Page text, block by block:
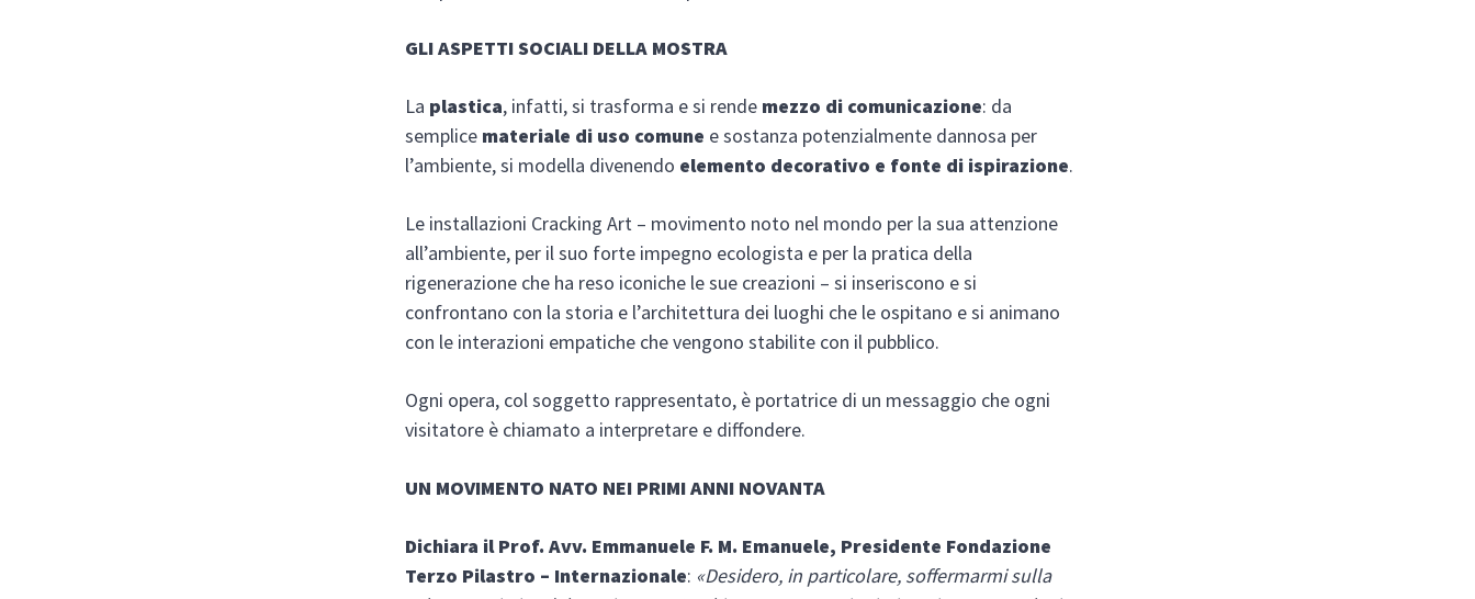
GLI ASPETTI SOCIALI DELLA MOSTRA
La plastica, infatti, si trasforma e si rende mezzo di comunicazione: da
semplice materiale di uso comune e sostanza potenzialmente dannosa per
l’ambiente, si modella divenendo elemento decorativo e fonte di ispirazione.
Le installazioni Cracking Art – movimento noto nel mondo per la sua attenzione
all’ambiente, per il suo forte impegno ecologista e per la pratica della
rigenerazione che ha reso iconiche le sue creazioni – si inseriscono e si
confrontano con la storia e l’architettura dei luoghi che le ospitano e si animano
con le interazioni empatiche che vengono stabilite con il pubblico.
Ogni opera, col soggetto rappresentato, è portatrice di un messaggio che ogni
visitatore è chiamato a interpretare e diffondere.
UN MOVIMENTO NATO NEI PRIMI ANNI NOVANTA
Dichiara il Prof. Avv. Emmanuele F. M. Emanuele, Presidente Fondazione
Terzo Pilastro – Internazionale: «Desidero, in particolare, soffermarmi sulla